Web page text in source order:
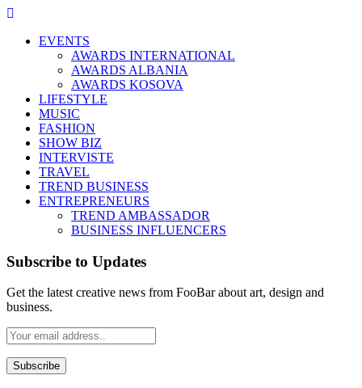
EVENTS
AWARDS INTERNATIONAL
AWARDS ALBANIA
AWARDS KOSOVA
LIFESTYLE
MUSIC
FASHION
SHOW BIZ
INTERVISTE
TRAVEL
TREND BUSINESS
ENTREPRENEURS
TREND AMBASSADOR
BUSINESS INFLUENCERS
Subscribe to Updates
Get the latest creative news from FooBar about art, design and
business.